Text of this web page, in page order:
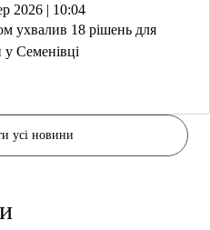
2026 | 10:04
ухвалив 18 рішень для
Семенівці
усі новини